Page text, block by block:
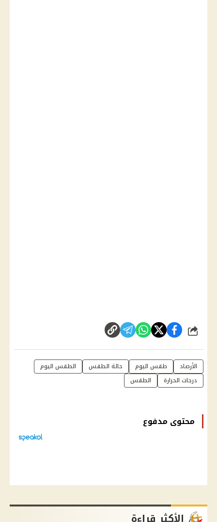
شارك
الأرصاد طقس اليوم حالة الطقس
الطقس اليوم
درجات الحرارة
الطقس
محتوى مدفوع